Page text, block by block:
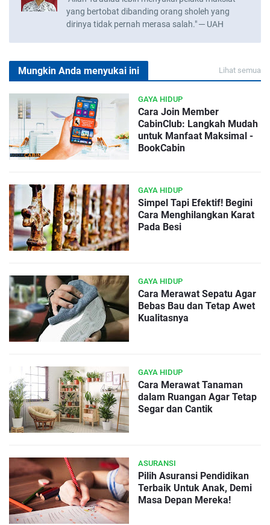
yang bertobat dibanding orang sholeh yang
dirinya tidak pernah merasa salah." ─ UAH
Mungkin Anda menyukai ini Lihat semua
GAYA HIDUP
Cara Join Member
CabinClub: Langkah Mudah
untuk Manfaat Maksimal -
BookCabin
GAYA HIDUP
Simpel Tapi Efektif! Begini
Cara Menghilangkan Karat
Pada Besi
GAYA HIDUP
Cara Merawat Sepatu Agar
Bebas Bau dan Tetap Awet
Kualitasnya
GAYA HIDUP
Cara Merawat Tanaman
dalam Ruangan Agar Tetap
Segar dan Cantik
ASURANSI
Pilih Asuransi Pendidikan
Terbaik Untuk Anak, Demi
Masa Depan Mereka!